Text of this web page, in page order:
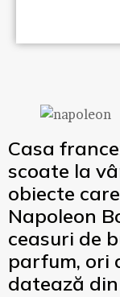
Casa
scoate la
obiecte
Napoleon
ceasuri de
parfum, ori
datează